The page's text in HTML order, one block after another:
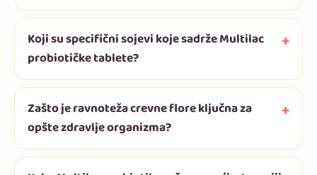
Koji su specifični sojevi koje sadrže Multilac
probiotičke tablete?
Zašto je ravnoteža crevne flore ključna za
opšte zdravlje organizma?